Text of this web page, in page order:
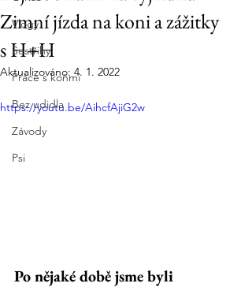
Vlogy
Sestřihy
Práce s koňmi
Bez udidla
Závody
Psi
Zimní jízda na koni a zážitky
s H+H
Aktualizováno: 4. 1. 2022
https://youtu.be/AihcfAjiG2w
Po nějaké době jsme byli